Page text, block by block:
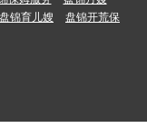
盘锦育儿嫂
盘锦开荒保